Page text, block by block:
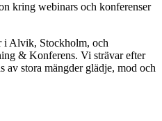
kring webinars och konferenser
i Alvik, Stockholm, och
& Konferens. Vi strävar efter
av stora mängder glädje, mod och